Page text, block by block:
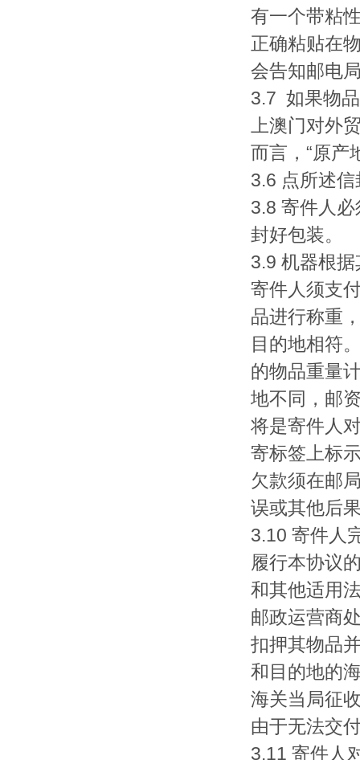
有一个带粘
正确粘贴在
会告知邮电
3.7 如果物
上澳门对外
而言，“原产
3.6 点所述
3.8 寄件人
封好包装。
3.9 机器根
寄件人须支
品进行称重
目的地相符
的物品重量
地不同，邮
将是寄件人
寄标签上标
欠款须在邮
误或其他后
3.10 寄件人
履行本协议
和其他适用
邮政运营商
扣押其物品
和目的地的
海关当局征
由于无法交
3.11 寄件人